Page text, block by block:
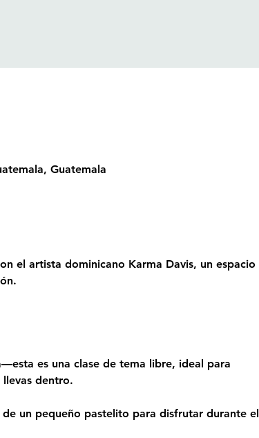
Guatemala
el artista dominicano Karma Davis, un espacio
es una clase de tema libre, ideal para
dentro.
un pequeño pastelito para disfrutar durante el